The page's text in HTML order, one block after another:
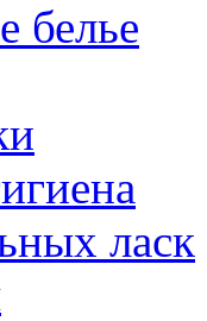
белье
ласк